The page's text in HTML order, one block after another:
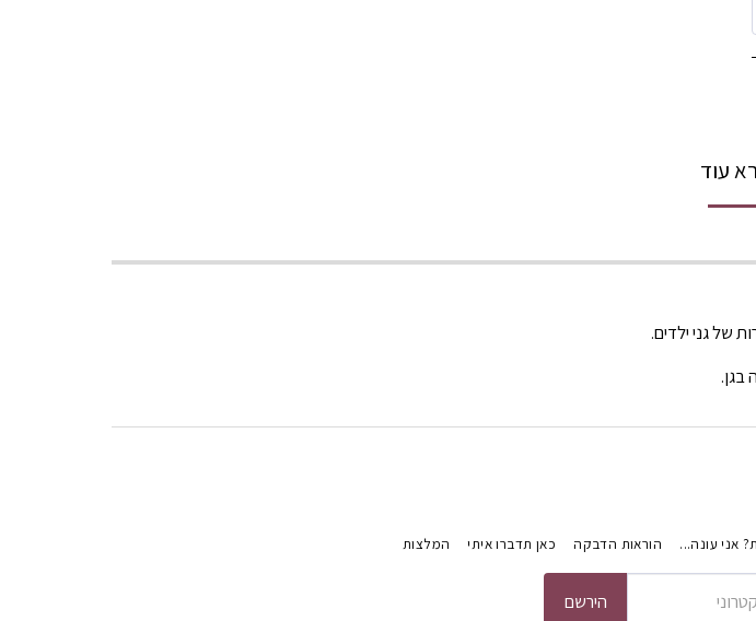
עוד
של גני ילדים.
בגן.
אני עונה... הוראות הדבקה כאן תדברו איתי המלצות
הירשם